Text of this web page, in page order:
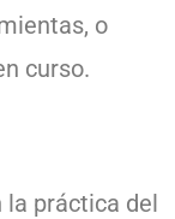
o
curso.
la práctica del